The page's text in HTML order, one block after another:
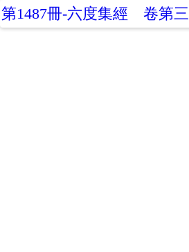
第1487冊-六度集經 卷第三